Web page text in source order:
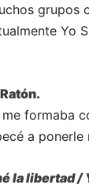
grupos
Yo
formaba
a
libertad /